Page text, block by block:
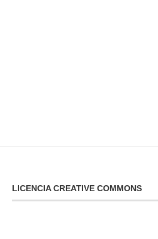
LICENCIA CREATIVE COMMONS